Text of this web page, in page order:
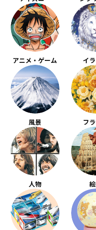
アニメ・ゲーム イ
風景 フ
人物